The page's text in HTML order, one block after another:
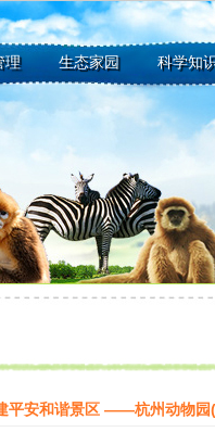
理 生态家园 科学知
平安和谐景区 ——杭州动物园